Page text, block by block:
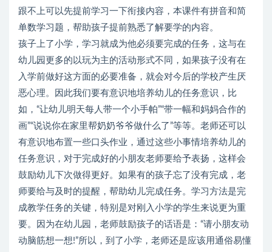
跟不上可以先提前学习一下衔接内容，本课件有拼音和简
单数学习题，帮助孩子提前熟悉了解要学的内容。
孩子上了小学，学习就成为他必须要完成的任务，这与在
幼儿园更多的以玩为主的活动形式不同，如果孩子没有在
入学前做好这方面的必要准备，就会对今后的学校产生厌
恶心理。因此我们要有意识地培养幼儿的任务意识，比
如，“让幼儿明天每人带一个小手帕”“带一幅和妈妈合作的
画”“说说你在家里帮奶奶爷爷做什么了”等等。老师还可以
有意识地布置一些口头作业，通过这些小事情培养幼儿的
任务意识，对于完成好的小朋友老师要给予表扬，这样会
鼓励幼儿下次做得更好。如果有的孩子忘了没有完成，老
师要给与及时的提醒，帮助幼儿完成任务。学习方法是完
成教学任务的关键，特别是对刚入小学的学生来说更为重
要。因为在幼儿园，老师鼓励孩子的话语是：“请小朋友动
动脑筋想一想!”所以，到了小学，老师还是应该用通俗易懂